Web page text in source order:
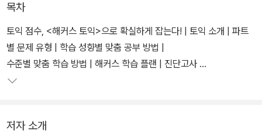
목차
토익 점수, <해커스 토익>으로 확실하게 잡는다! | 토익 소개 | 파트
별 문제 유형 | 학습 성향별 맞춤 공부 방법 |
수준별 맞춤 학습 방법 | 해커스 학습 플랜 | 진단고사
저자 소개